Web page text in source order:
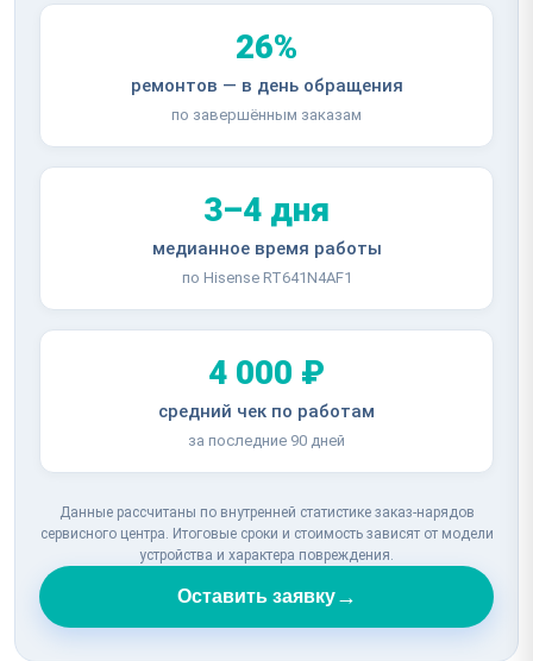
26%
ремонтов — в день обращения
по завершённым заказам
3–4 дня
медианное время работы
по Hisense RT641N4AF1
4 000 ₽
средний чек по работам
за последние 90 дней
Данные рассчитаны по внутренней статистике заказ-нарядов
сервисного центра. Итоговые сроки и стоимость зависят от модели
устройства и характера повреждения.
Оставить заявку→